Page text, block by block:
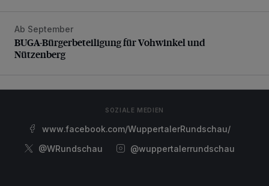
BUGA-Bürgerbeteiligung für Vohwinkel und Nützenberg
Ab September
BUGA-Bürgerbeteiligung für Vohwinkel und
Nützenberg
SOZIALE MEDIEN
www.facebook.com/WuppertalerRundschau/
@WRundschau
@wuppertalerrundschau